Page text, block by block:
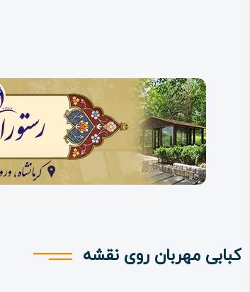
کبابی مهربان روی نقشه